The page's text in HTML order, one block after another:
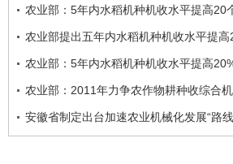
农业部：5年内水稻机种机收水平提高20
农业部提出五年内水稻机种机收水平提高
农业部：5年内水稻机种机收水平提高
农业部：2011年力争农作物耕种收综合
安徽省制定出台加速农业机械化发展“路